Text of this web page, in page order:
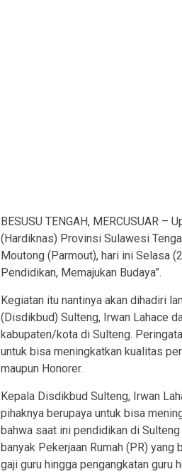
BESUSU TENGAH, MERCUSUAR
(Hardiknas) Provinsi Sulawesi
Moutong (Parmout), hari ini Selasa
Pendidikan, Memajukan Budaya”.
Kegiatan itu nantinya akan dihadiri
(Disdikbud) Sulteng, Irwan Lahace
kabupaten/kota di Sulteng.
untuk bisa meningkatkan kualitas
maupun Honorer.
Kepala Disdikbud Sulteng, Irwan
pihaknya berupaya untuk bisa
bahwa saat ini pendidikan di
banyak Pekerjaan Rumah (PR)
gaji guru hingga pengangkatan guru